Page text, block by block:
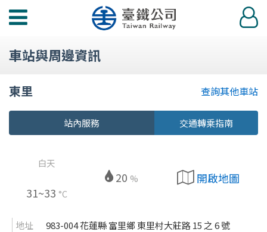
功
選
登
入
車站與周邊資訊
東里 查詢其他車站
站內服務 交通轉乘指南
白天
31~33 °C
20 % 開啟地圖
地址
983-004 花蓮縣 富里鄉 東里村大莊路 15 之 6 號